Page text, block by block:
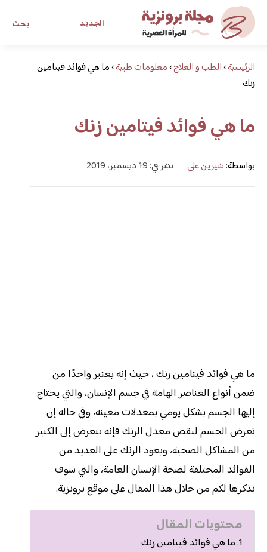
بحث الجديد
مجلة برونزية للفتاة العصريةالرئيسية›الطب و العلاج›معلومات طبية›ما هي فوائد فيتامين
زنك
ما هي فوائد فيتامين زنك
بواسطة:شيرين علي نشر في: 19 ديسمبر، 2019
ما هي فوائد فيتامين زنك ، حيث إنه يعتبر واحدًا من
ضمن أنواع العناصر الهامة في جسم الإنسان، والتي يحتاج
إليها الجسم بشكل يومي بمعدلات معينة، وفي حالة إن
تعرض الجسم لنقص معدل الزنك فإنه يتعرض إلى الكثير
من المشاكل الصحية، ويعود الزنك على العديد من
الفوائد المختلفة لصحة الإنسان العامة، والتي سوف
نذكرها لكم من خلال هذا المقال على موقع برونزية.
محتويات المقال
ما هي فوائد فيتامين زنك